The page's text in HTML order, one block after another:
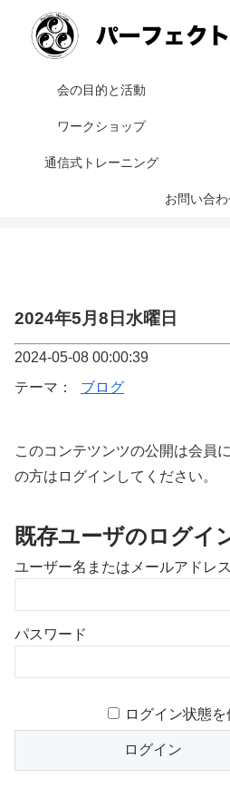
会の目的と活動
ワークショップ
通信式トレーニング
お問い合
2024年5月8日水曜日
2024-05-08 00:00:39
テーマ：
ブログ
このコンテツンツの公開は会員
の方はログインしてください。
既存ユーザのログイ
ユーザー名またはメールアドレス
パスワード
ログイン状態を